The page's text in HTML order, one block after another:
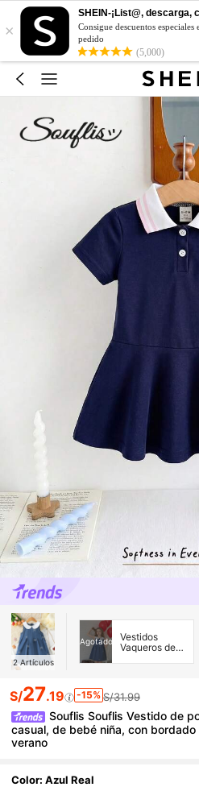
×
SHEIN-¡List@, descarga,
Consigue descuentos
pedido
(5,000)
2 Artículos
Agotado
Vestidos
Vaqueros de
S/27.19 -15% S/31.99
Souflis Souflis Vestido de
casual, de bebé niña, con bordado
verano
Color: Azul Real